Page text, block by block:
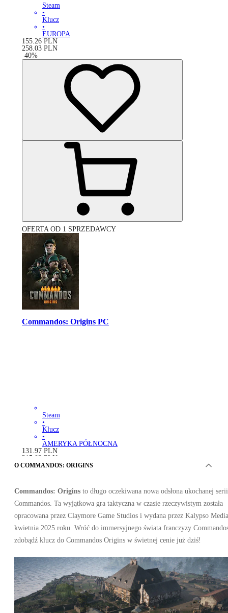
Steam
•
Klucz
•
EUROPA
155.26 PLN
258.03 PLN
-40%
OFERTA OD 1 SPRZEDAWCY
Commandos: Origins PC
Steam
•
Klucz
•
AMERYKA PÓŁNOCNA
131.97 PLN
215.02 PLN
-39%
O COMMANDOS: ORIGINS
Commandos: Origins to długo oczekiwana nowa odsłona ukochanej serii
Commandos. Ta wyjątkowa gra taktyczna w czasie rzeczywistym została
opracowana przez Claymore Game Studios i wydana przez Kalypso
kwietnia 2025 roku. Wróć do immersyjnego świata franczyzy
zdobądź klucz do Commandos Origins w świetnej cenie już dziś!